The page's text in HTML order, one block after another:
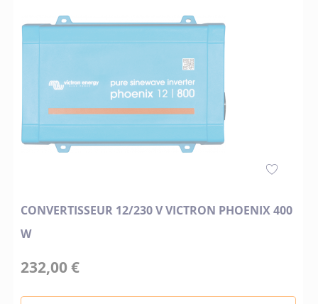
CONVERTISSEUR 12/230 V VICTRON PHOENIX 400
W
232,00 €